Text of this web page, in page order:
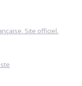
Site officiel.